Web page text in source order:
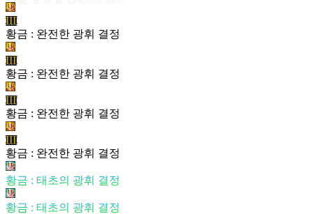
III
황금 : 완전한 광휘 결정
III
황금 : 완전한 광휘 결정
III
황금 : 완전한 광휘 결정
III
황금 : 완전한 광휘 결정
황금 : 태초의 광휘 결정
황금 : 태초의 광휘 결정